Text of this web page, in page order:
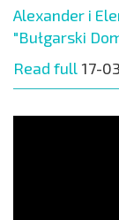
Alexander i
"Bułgarski
Read full 17-